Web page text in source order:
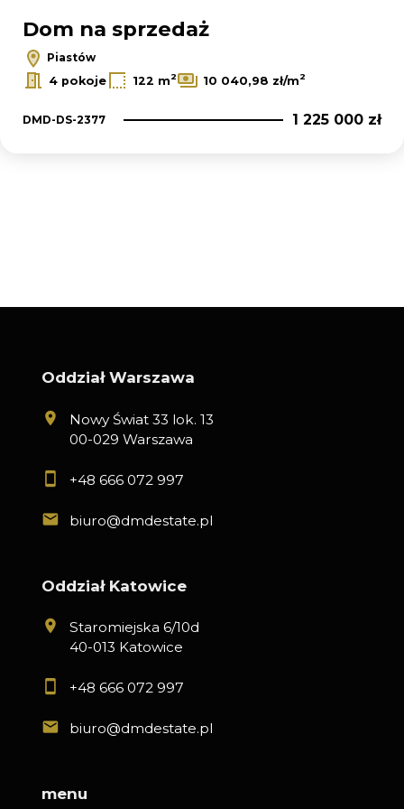
Dom na sprzedaż
Piastów
4 pokoje
122 m2 10 040,98 zł/m2
DMD-DS-2377 1 225 000 zł
Oddział Warszawa
Nowy Świat 33 lok. 13
00-029 Warszawa
+48 666 072 997
biuro@dmdestate.pl
Oddział Katowice
Staromiejska 6/10d
40-013 Katowice
+48 666 072 997
biuro@dmdestate.pl
menu